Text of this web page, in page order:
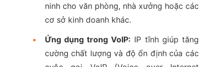
ninh cho văn phòng, nhà xưởng hoặc các
cơ sở kinh doanh khác.
•
Ứng dụng trong VoIP: IP tĩnh giúp tăng
cường chất lượng và độ ổn định của các